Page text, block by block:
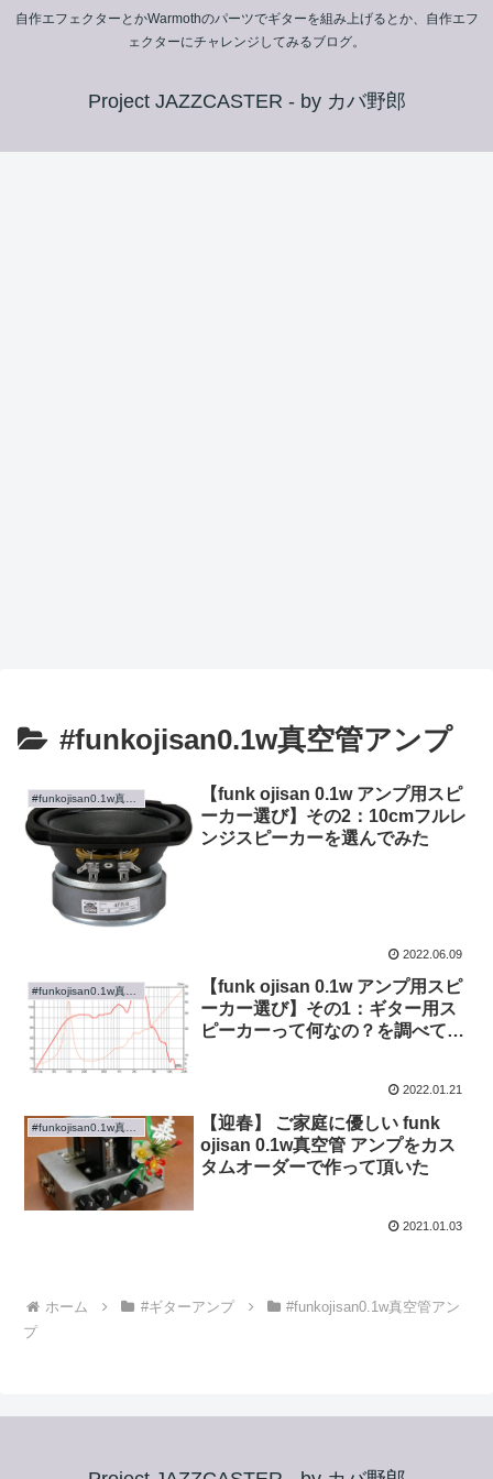
自作エフェクターとかWarmothのパーツでギターを組み上げるとか、自作エフ
ェクターにチャレンジしてみるブログ。
Project JAZZCASTER - by カバ野郎
#funkojisan0.1w真空管アンプ
【funk ojisan 0.1w アンプ用スピ
ーカー選び】その2：10cmフルレ
ンジスピーカーを選んでみた
2022.06.09
#funkojisan0.1w真空管アンプ
【funk ojisan 0.1w アンプ用スピ
ーカー選び】その1：ギター用ス
ピーカーって何なの？を調べてみ
2022.01.21
【迎春】 ご家庭に優しい funk
ojisan 0.1w真空管 アンプをカス
タムオーダーで作って頂いた
2021.01.03
ホーム #ギターアンプ
#funkojisan0.1w真空管アン
プ